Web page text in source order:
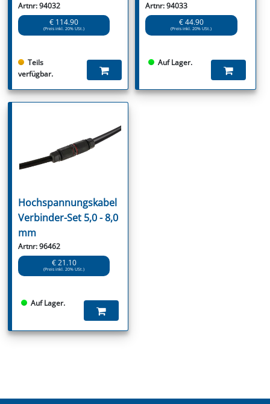
Artnr: 94032
€ 114.90
(Preis inkl. 20% USt.)
Teils
verfügbar.
Artnr: 94033
€ 44.90
(Preis inkl. 20% USt.)
Auf Lager.
Hochspannungskabel
Verbinder-Set 5,0 - 8,0
mm
Artnr: 96462
€ 21.10
(Preis inkl. 20% USt.)
Auf Lager.